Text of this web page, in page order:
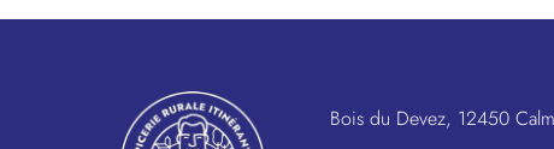
Bois du Devez, 12450